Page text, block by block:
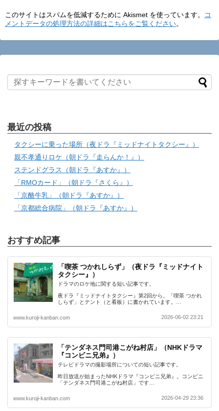
このサイトはスパムを低減するために Akismet を使っています。
コ
メントデータの処理方法の詳細はこちらをご覧ください。
最近の投稿
タクシーに乗った場所（夜ドラ『ミッドナイトタクシー』）
親不孝通りロケ（朝ドラ『走らんか！』）
ステンドグラス（朝ドラ『あすか』）
「RMOカード」（朝ドラ『さくら』）
「京酪牛乳」（朝ドラ『あすか』）
「京都総合病院」（朝ドラ『あすか』）
おすすめ記事
「喫茶 つかれしらず」（夜ドラ『ミッドナイト
タクシー』）
ドラマのロケ地に関する短い記事です。
夜ドラ『ミッドナイトタクシー』第2回から。「喫茶 つかれ
しらず」とテント（と看板）に書かれています。…
www.kuroji-kanban.com 2026-06-02 23:21
「テンダネス門司港こがね村店」（NHKドラマ
『コンビニ兄弟』）
テレビドラマの撮影場所についての短い記事です。
昨日放送が始まったNHKドラマ『コンビニ兄弟』。コンビニ
「テンダネス門司港こがね村店」です…
www.kuroji-kanban.com 2026-04-29 23:36